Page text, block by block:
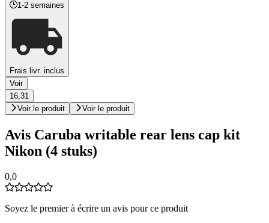
1-2 semaines
Frais livr. inclus
Voir
16,31
Voir le produit
Voir le produit
Avis Caruba writable rear lens cap kit
Nikon (4 stuks)
0,0
Soyez le premier à écrire un avis pour ce produit